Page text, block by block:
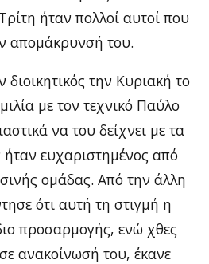
ήταν πολλοί αυτοί που
απομάκρυνσή του.
την Κυριακή το
με τον τεχνικό Παύλο
να του δείχνει με τα
ήταν ευχαριστημένος από
ομάδας. Από την άλλη
ότι αυτή τη στιγμή η
προσαρμογής, ενώ χθες
ανακοίνωσή του, έκανε